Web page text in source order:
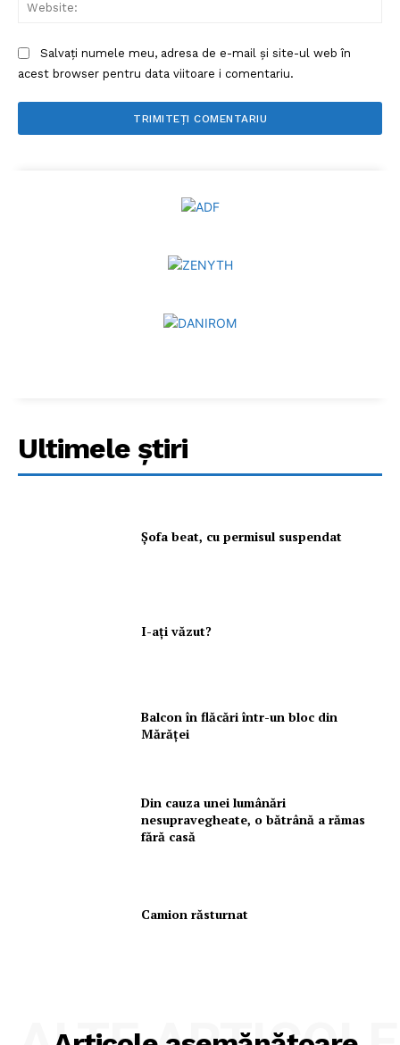
Salvați numele meu, adresa de e-mail și site-ul web în
acest browser pentru data viitoare i comentariu.
Ultimele ştiri
Şofa beat, cu permisul suspendat
I-aţi văzut?
Balcon în flăcări într-un bloc din
Mărăţei
Din cauza unei lumânări
nesupravegheate, o bătrână a rămas
fără casă
Camion răsturnat